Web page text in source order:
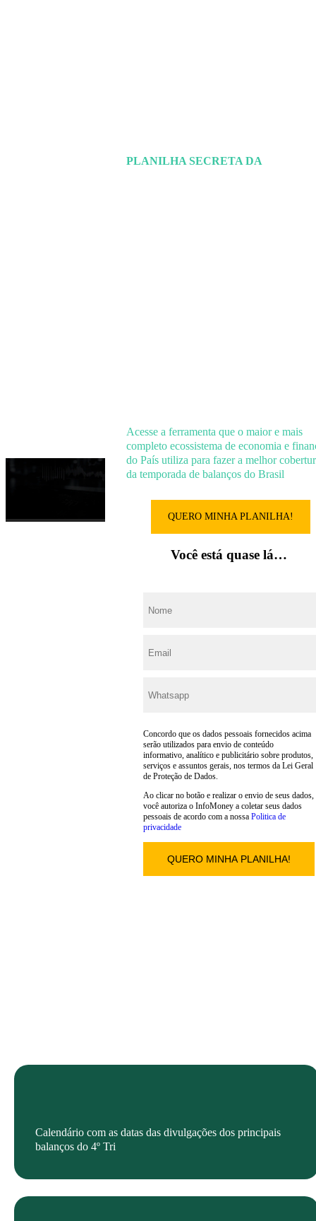
PLANILHA SECRETA DA
Acesse a ferramenta que o maior e mais
completo ecossistema de economia e
do País utiliza para fazer a melhor
da temporada de balanços do Brasil
QUERO MINHA PLANILHA!
Você está quase lá…
Concordo que os dados pessoais fornecidos acima
serão utilizados para envio de conteúdo
informativo, analítico e publicitário sobre produtos,
serviços e assuntos gerais, nos termos da Lei Geral
de Proteção de Dados.
Ao clicar no botão e realizar o envio de seus dados,
você autoriza o InfoMoney a coletar seus dados
pessoais de acordo com a nossa Politica de
privacidade
Calendário com as datas das divulgações dos principais
balanços do 4º Tri